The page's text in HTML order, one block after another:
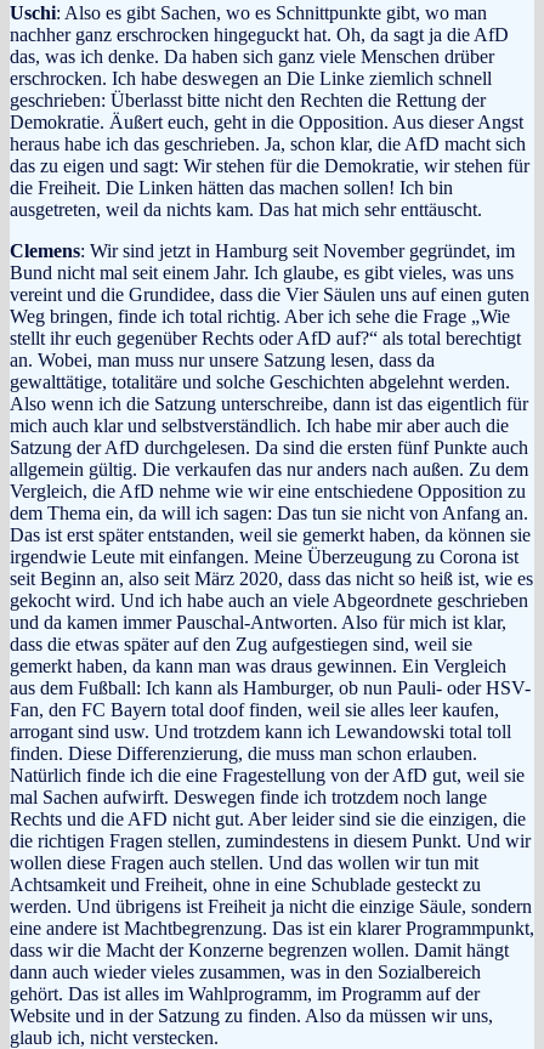
Uschi: Also es gibt Sachen, wo es Schnittpunkte gibt, wo man
nachher ganz erschrocken hingeguckt hat. Oh, da sagt ja die AfD
das, was ich denke. Da haben sich ganz viele Menschen drüber
erschrocken. Ich habe deswegen an Die Linke ziemlich schnell
geschrieben: Überlasst bitte nicht den Rechten die Rettung der
Demokratie. Äußert euch, geht in die Opposition. Aus dieser Angst
heraus habe ich das geschrieben. Ja, schon klar, die AfD macht sich
das zu eigen und sagt: Wir stehen für die Demokratie, wir stehen für
die Freiheit. Die Linken hätten das machen sollen! Ich bin
ausgetreten, weil da nichts kam. Das hat mich sehr enttäuscht.
Clemens: Wir sind jetzt in Hamburg seit November gegründet, im
Bund nicht mal seit einem Jahr. Ich glaube, es gibt vieles, was uns
vereint und die Grundidee, dass die Vier Säulen uns auf einen guten
Weg bringen, finde ich total richtig. Aber ich sehe die Frage „Wie
stellt ihr euch gegenüber Rechts oder AfD auf?“ als total berechtigt
an. Wobei, man muss nur unsere Satzung lesen, dass da
gewalttätige, totalitäre und solche Geschichten abgelehnt werden.
Also wenn ich die Satzung unterschreibe, dann ist das eigentlich für
mich auch klar und selbstverständlich. Ich habe mir aber auch die
Satzung der AfD durchgelesen. Da sind die ersten fünf Punkte auch
allgemein gültig. Die verkaufen das nur anders nach außen. Zu dem
Vergleich, die AfD nehme wie wir eine entschiedene Opposition zu
dem Thema ein, da will ich sagen: Das tun sie nicht von Anfang an.
Das ist erst später entstanden, weil sie gemerkt haben, da können sie
irgendwie Leute mit einfangen. Meine Überzeugung zu Corona ist
seit Beginn an, also seit März 2020, dass das nicht so heiß ist, wie es
gekocht wird. Und ich habe auch an viele Abgeordnete geschrieben
und da kamen immer Pauschal-Antworten. Also für mich ist klar,
dass die etwas später auf den Zug aufgestiegen sind, weil sie
gemerkt haben, da kann man was draus gewinnen. Ein Vergleich
aus dem Fußball: Ich kann als Hamburger, ob nun Pauli- oder HSV-
Fan, den FC Bayern total doof finden, weil sie alles leer kaufen,
arrogant sind usw. Und trotzdem kann ich Lewandowski total toll
finden. Diese Differenzierung, die muss man schon erlauben.
Natürlich finde ich die eine Fragestellung von der AfD gut, weil sie
mal Sachen aufwirft. Deswegen finde ich trotzdem noch lange
Rechts und die AFD nicht gut. Aber leider sind sie die einzigen, die
die richtigen Fragen stellen, zumindestens in diesem Punkt. Und wir
wollen diese Fragen auch stellen. Und das wollen wir tun mit
Achtsamkeit und Freiheit, ohne in eine Schublade gesteckt zu
werden. Und übrigens ist Freiheit ja nicht die einzige Säule, sondern
eine andere ist Machtbegrenzung. Das ist ein klarer Programmpunkt,
dass wir die Macht der Konzerne begrenzen wollen. Damit hängt
dann auch wieder vieles zusammen, was in den Sozialbereich
gehört. Das ist alles im Wahlprogramm, im Programm auf der
Website und in der Satzung zu finden. Also da müssen wir uns,
glaub ich, nicht verstecken.